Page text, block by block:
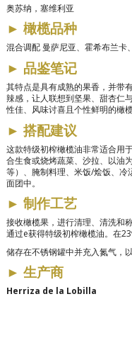
奥苏纳，塞维利亚
► 橄榄品种
混合调配 曼萨尼亚、霍希布兰卡
► 品鉴笔记
其特点是具有成熟的果香，并带
辣感，让人联想到坚果、甜杏仁
性佳、风味讨喜且个性鲜明的橄
► 搭配建议
这款特级初榨橄榄油非常适合用
合生食或烧烤蔬菜、沙拉、以油
等）、腌制料理、米饭/烩饭、
面团中。
► 制作工艺
接收橄榄果，进行清理、清洗和
通过e获得特级初榨橄榄油。 在
储存在不锈钢罐中并充入氮气，
► 生产商
Herriza de la Lobilla